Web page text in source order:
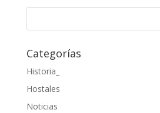
Categorías
Historia_
Hostales
Noticias